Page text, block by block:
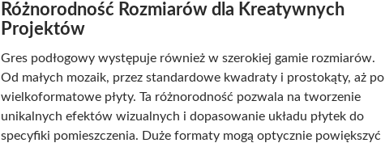
Różnorodność Rozmiarów dla Kreatywnych
Projektów
Gres podłogowy występuje również w szerokiej gamie rozmiarów.
Od małych mozaik, przez standardowe kwadraty i prostokąty, aż po
wielkoformatowe płyty. Ta różnorodność pozwala na tworzenie
unikalnych efektów wizualnych i dopasowanie układu płytek do
specyfiki pomieszczenia. Duże formaty mogą optycznie powiększyć